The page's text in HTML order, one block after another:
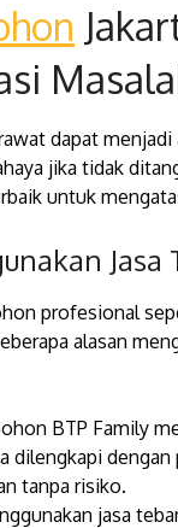
dapat
jika tidak
untuk
Jasa
profesional
alasan
BTP Family
dilengkapi
tanpa risiko.
jasa